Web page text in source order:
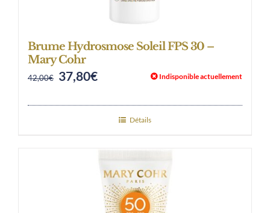
Brume Hydrosmose Soleil FPS 30 –
Mary Cohr
42,00€ Original
37,80€Current
Indisponible actuellement
Détails